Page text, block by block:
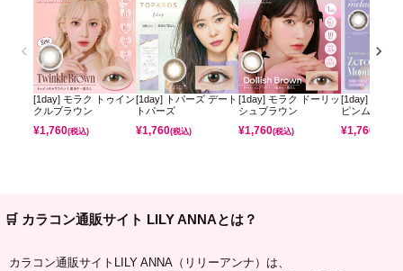
[1day] モラク トゥイン
クルブラウン
¥1,760(税込)
[1day] トパーズ デート
トパーズ
¥1,760(税込)
[1day] モラク ドーリッ
シュブラウン
¥1,760(税込)
[1day] ミレデ
ピンムーン
¥1,760
🛒 カラコン通販サイト LILY ANNAとは？
カラコン通販サイトLILY ANNA（リリーアンナ）は、